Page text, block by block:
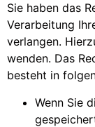
Sie haben das
Verarbeitung
verlangen.
wenden. Das
besteht in
Wenn Sie